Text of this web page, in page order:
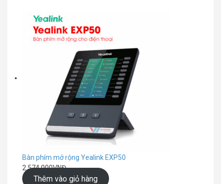
Bàn phím mở rộng Yealink EXP50
2.574.000VNĐ
Thêm vào giỏ hàng